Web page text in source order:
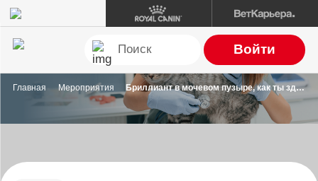
Войти
Главная Мероприятия Бриллиант в мочевом пузыре, как ты здесь оказался?